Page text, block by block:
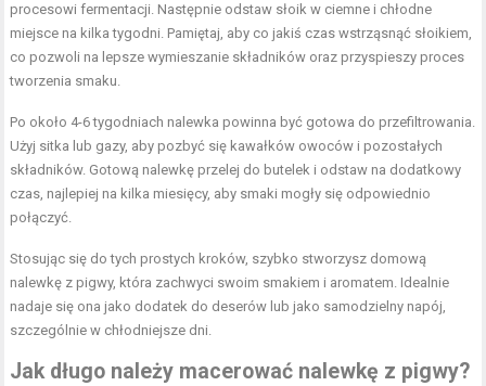
procesowi fermentacji. Następnie odstaw słoik w ciemne i chłodne
miejsce na kilka tygodni. Pamiętaj, aby co jakiś czas wstrząsnąć słoikiem,
co pozwoli na lepsze wymieszanie składników oraz przyspieszy proces
tworzenia smaku.
Po około 4-6 tygodniach nalewka powinna być gotowa do przefiltrowania.
Użyj sitka lub gazy, aby pozbyć się kawałków owoców i pozostałych
składników. Gotową nalewkę przelej do butelek i odstaw na dodatkowy
czas, najlepiej na kilka miesięcy, aby smaki mogły się odpowiednio
połączyć.
Stosując się do tych prostych kroków, szybko stworzysz domową
nalewkę z pigwy, która zachwyci swoim smakiem i aromatem. Idealnie
nadaje się ona jako dodatek do deserów lub jako samodzielny napój,
szczególnie w chłodniejsze dni.
Jak długo należy macerować nalewkę z pigwy?